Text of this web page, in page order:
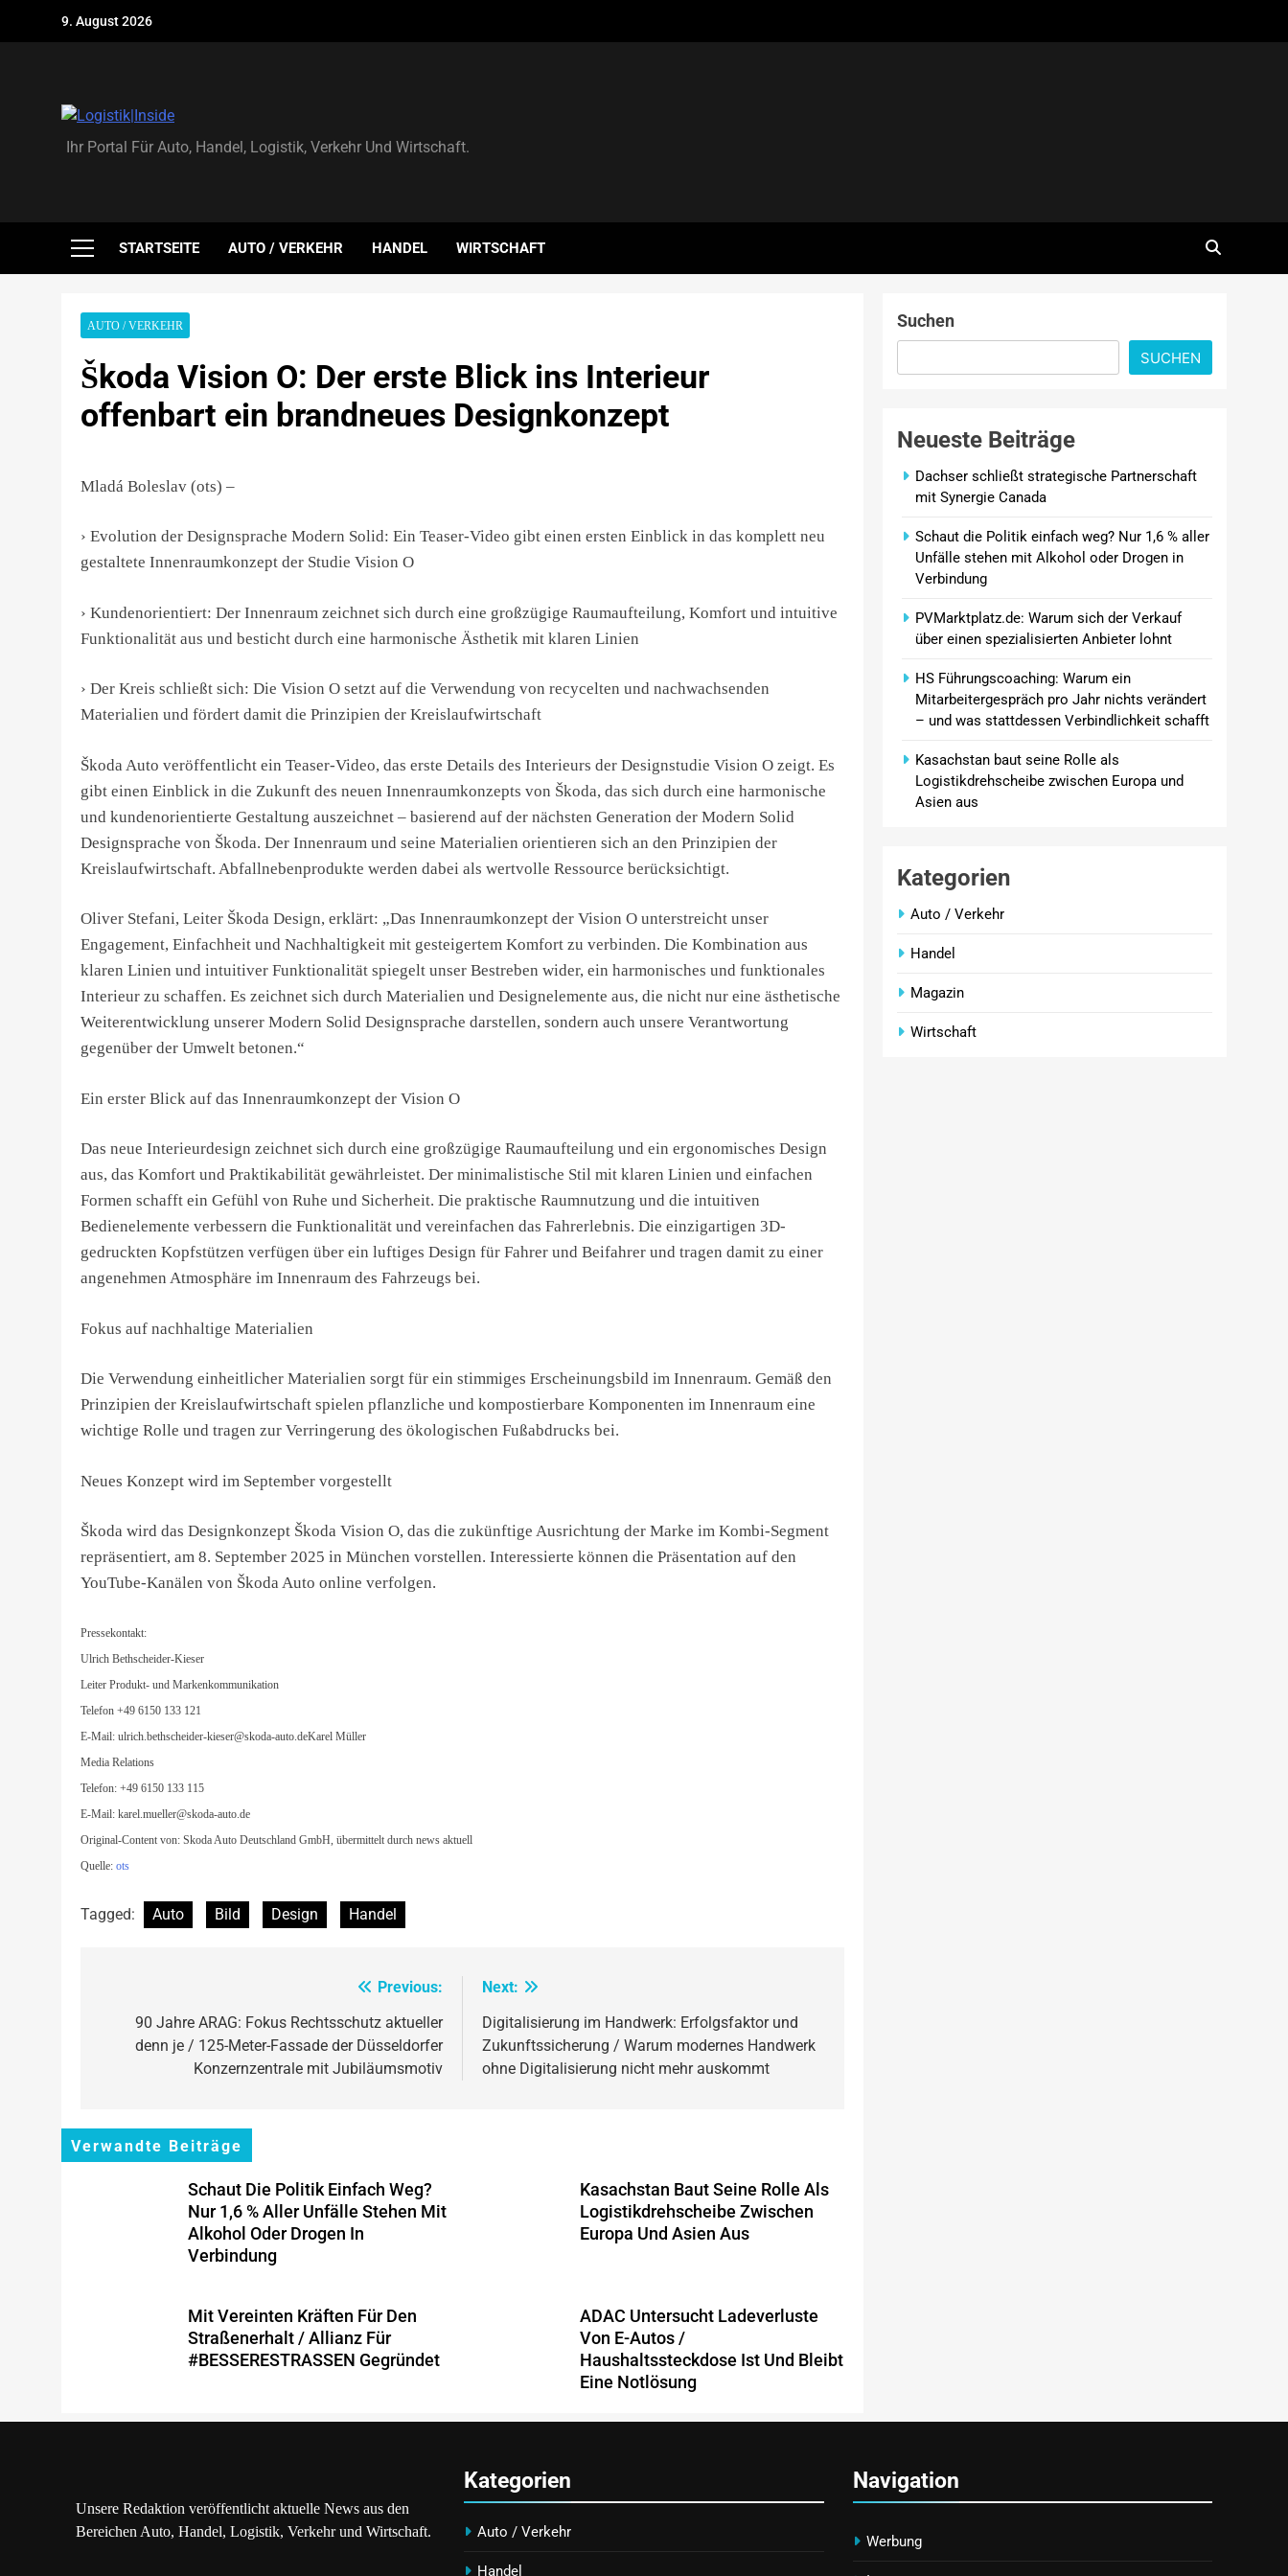
9. August 2026
Logistik|Inside
Ihr Portal Für Auto, Handel, Logistik, Verkehr Und Wirtschaft.
STARTSEITE AUTO / VERKEHR HANDEL WIRTSCHAFT
AUTO / VERKEHR
Škoda Vision O: Der erste Blick ins Interieur
offenbart ein brandneues Designkonzept
Mladá Boleslav (ots) –
› Evolution der Designsprache Modern Solid: Ein Teaser-Video gibt einen ersten Einblick in das komplett neu
gestaltete Innenraumkonzept der Studie Vision O
› Kundenorientiert: Der Innenraum zeichnet sich durch eine großzügige Raumaufteilung, Komfort und intuitive
Funktionalität aus und besticht durch eine harmonische Ästhetik mit klaren Linien
› Der Kreis schließt sich: Die Vision O setzt auf die Verwendung von recycelten und nachwachsenden
Materialien und fördert damit die Prinzipien der Kreislaufwirtschaft
Škoda Auto veröffentlicht ein Teaser-Video, das erste Details des Interieurs der Designstudie Vision O zeigt. Es
gibt einen Einblick in die Zukunft des neuen Innenraumkonzepts von Škoda, das sich durch eine harmonische
und kundenorientierte Gestaltung auszeichnet – basierend auf der nächsten Generation der Modern Solid
Designsprache von Škoda. Der Innenraum und seine Materialien orientieren sich an den Prinzipien der
Kreislaufwirtschaft. Abfallnebenprodukte werden dabei als wertvolle Ressource berücksichtigt.
Oliver Stefani, Leiter Škoda Design, erklärt: „Das Innenraumkonzept der Vision O unterstreicht unser
Engagement, Einfachheit und Nachhaltigkeit mit gesteigertem Komfort zu verbinden. Die Kombination aus
klaren Linien und intuitiver Funktionalität spiegelt unser Bestreben wider, ein harmonisches und funktionales
Interieur zu schaffen. Es zeichnet sich durch Materialien und Designelemente aus, die nicht nur eine ästhetische
Weiterentwicklung unserer Modern Solid Designsprache darstellen, sondern auch unsere Verantwortung
gegenüber der Umwelt betonen.“
Ein erster Blick auf das Innenraumkonzept der Vision O
Das neue Interieurdesign zeichnet sich durch eine großzügige Raumaufteilung und ein ergonomisches Design
aus, das Komfort und Praktikabilität gewährleistet. Der minimalistische Stil mit klaren Linien und einfachen
Formen schafft ein Gefühl von Ruhe und Sicherheit. Die praktische Raumnutzung und die intuitiven
Bedienelemente verbessern die Funktionalität und vereinfachen das Fahrerlebnis. Die einzigartigen 3D-
gedruckten Kopfstützen verfügen über ein luftiges Design für Fahrer und Beifahrer und tragen damit zu einer
angenehmen Atmosphäre im Innenraum des Fahrzeugs bei.
Fokus auf nachhaltige Materialien
Die Verwendung einheitlicher Materialien sorgt für ein stimmiges Erscheinungsbild im Innenraum. Gemäß den
Prinzipien der Kreislaufwirtschaft spielen pflanzliche und kompostierbare Komponenten im Innenraum eine
wichtige Rolle und tragen zur Verringerung des ökologischen Fußabdrucks bei.
Neues Konzept wird im September vorgestellt
Škoda wird das Designkonzept Škoda Vision O, das die zukünftige Ausrichtung der Marke im Kombi-Segment
repräsentiert, am 8. September 2025 in München vorstellen. Interessierte können die Präsentation auf den
YouTube-Kanälen von Škoda Auto online verfolgen.
Pressekontakt:
Ulrich Bethscheider-Kieser
Leiter Produkt- und Markenkommunikation
Telefon +49 6150 133 121
E-Mail: ulrich.bethscheider-kieser@skoda-auto.deKarel Müller
Media Relations
Telefon: +49 6150 133 115
E-Mail: karel.mueller@skoda-auto.de
Original-Content von: Skoda Auto Deutschland GmbH, übermittelt durch news aktuell
Quelle: ots
Tagged: Auto Bild Design Handel
Previous:
90 Jahre ARAG: Fokus Rechtsschutz aktueller
denn je / 125-Meter-Fassade der Düsseldorfer
Konzernzentrale mit Jubiläumsmotiv
Next:
Digitalisierung im Handwerk: Erfolgsfaktor und
Zukunftssicherung / Warum modernes Handwerk
ohne Digitalisierung nicht mehr auskommt
Verwandte Beiträge
Schaut Die Politik Einfach Weg?
Nur 1,6 % Aller Unfälle Stehen Mit
Alkohol Oder Drogen In
Verbindung
Kasachstan Baut Seine Rolle Als
Logistikdrehscheibe Zwischen
Europa Und Asien Aus
Mit Vereinten Kräften Für Den
Straßenerhalt / Allianz Für
#BESSERESTRASSEN Gegründet
ADAC Untersucht Ladeverluste
Von E-Autos /
Haushaltssteckdose Ist Und Bleibt
Eine Notlösung
Suchen
SUCHEN
Neueste Beiträge
Dachser schließt strategische Partnerschaft
mit Synergie Canada
Schaut die Politik einfach weg? Nur 1,6 % aller
Unfälle stehen mit Alkohol oder Drogen in
Verbindung
PVMarktplatz.de: Warum sich der Verkauf
über einen spezialisierten Anbieter lohnt
HS Führungscoaching: Warum ein
Mitarbeitergespräch pro Jahr nichts verändert
– und was stattdessen Verbindlichkeit schafft
Kasachstan baut seine Rolle als
Logistikdrehscheibe zwischen Europa und
Asien aus
Kategorien
Auto / Verkehr
Handel
Magazin
Wirtschaft
Unsere Redaktion veröffentlicht aktuelle News aus den
Bereichen Auto, Handel, Logistik, Verkehr und Wirtschaft.
Kategorien
Auto / Verkehr
Handel
Navigation
Werbung